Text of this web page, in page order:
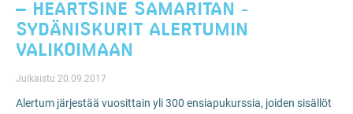
– HEARTSINE SAMARITAN -
SYDÄNISKURIT ALERTUMIN
VALIKOIMAAN
Julkaistu 20.09.2017
Alertum järjestää vuosittain yli 300 ensiapukurssia, joiden sisällöt